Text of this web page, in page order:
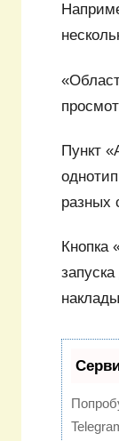
Пункт
разных
Кнопка